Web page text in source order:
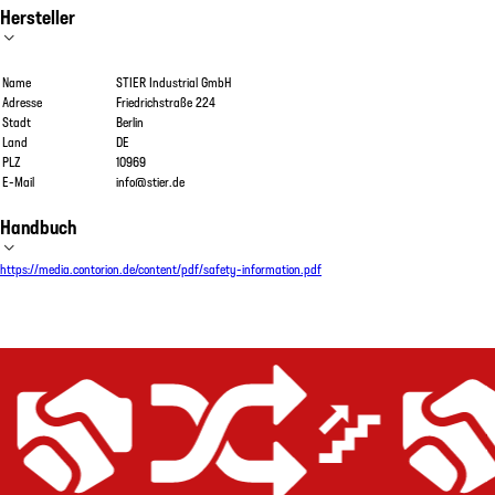
Hersteller
Name
STIER Industrial GmbH
Adresse
Friedrichstraße 224
Stadt
Berlin
Land
DE
PLZ
10969
E-Mail
info@stier.de
Handbuch
https://media.contorion.de/content/pdf/safety-information.pdf